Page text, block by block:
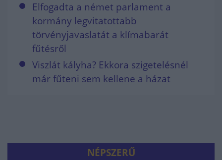
Elfogadta a német parlament a
kormány legvitatottabb
törvényjavaslatát a klímabarát
fűtésről
Viszlát kályha? Ekkora szigetelésnél
már fűteni sem kellene a házat
NÉPSZERŰ